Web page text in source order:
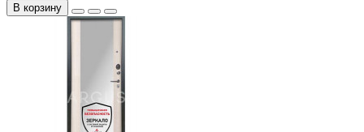
В корзину